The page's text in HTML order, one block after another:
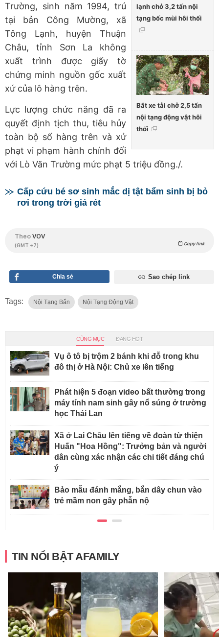
lạnh chở 3,2 tấn nội
tạng bốc mùi hôi thối
Bắt xe tải chở 2,5 tấn
nội tạng động vật hôi
thối
Trường, sinh năm 1994, trú
tại bản Công Mường, xã
Tông Lạnh, huyện Thuận
Châu, tỉnh Sơn La không
xuất trình được giấy tờ
chứng minh nguồn gốc xuất
xứ của lô hàng trên.
Lực lượng chức năng đã ra
quyết định tịch thu, tiêu hủy
toàn bộ số hàng trên và xử
phạt vi phạm hành chính đối
với Lò Văn Trường mức phạt 5 triệu đồng./.
Cấp cứu bé sơ sinh mắc dị tật bẩm sinh bị bỏ
rơi trong trời giá rét
TheoVOV
(GMT +7) Copy link
Chia sẻ Sao chép link
Tags: Nội Tạng Bẩn Nội Tạng Động Vật
CÙNG MỤC ĐANG HOT
Vụ ô tô bị trộm 2 bánh khi đỗ trong khu
đô thị ở Hà Nội: Chủ xe lên tiếng
Phát hiện 5 đoạn video bất thường trong
máy tính nam sinh gây nổ súng ở trường
học Thái Lan
Xã ở Lai Châu lên tiếng về đoàn từ thiện
Huấn "Hoa Hồng": Trưởng bản và người
dân cùng xác nhận các chi tiết đáng chú
ý
Bảo mẫu đánh mắng, bắn dây chun vào
trẻ mầm non gây phẫn nộ
TIN NỔI BẬT AFAMILY